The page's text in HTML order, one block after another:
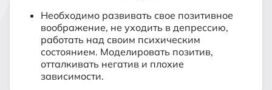
Необходимо развивать свое позитивное
воображение, не уходить в депрессию,
работать над своим психическим
состоянием. Моделировать позитив,
отталкивать негатив и плохие
зависимости.